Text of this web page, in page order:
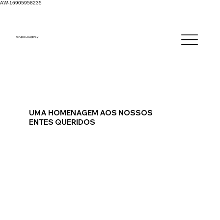
AW-16905958235
Grupo Loughrey
UMA HOMENAGEM AOS NOSSOS
ENTES QUERIDOS